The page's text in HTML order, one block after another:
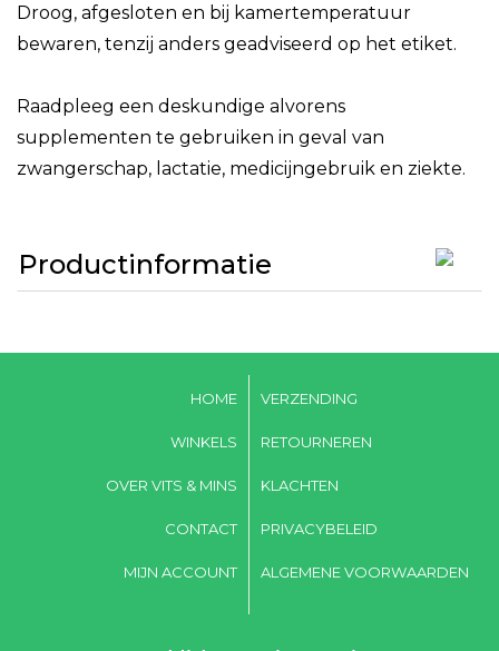
Droog, afgesloten en bij kamertemperatuur
bewaren, tenzij anders geadviseerd op het etiket.
Raadpleeg een deskundige alvorens
supplementen te gebruiken in geval van
zwangerschap, lactatie, medicijngebruik en ziekte.
Productinformatie
HOME
WINKELS
OVER VITS & MINS
CONTACT
MIJN ACCOUNT
VERZENDING
RETOURNEREN
KLACHTEN
PRIVACYBELEID
ALGEMENE VOORWAARDEN